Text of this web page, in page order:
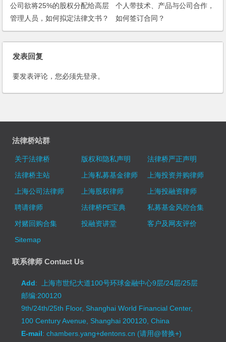
公司欲将25%的股权分配给高层
管理人员，如何拟定法律文书？
公司董事会怎样产生？
个人带技术、产品与公司合作，
如何签订合同？
发表回复
要发表评论，您必须先登录。
法律桥站群
关于法律桥 版权和隐私声明
法律桥严正声明
法律桥主站
上海私募基金律师
上海投资并购律师
上海公司法律师
上海股权律师
上海投融资律师
聘请律师
法律桥PE宝典
私募基金风控合集
对赌回购合集
投融资讲堂
客户及网友评价
Sitemap
联系律师 Contact Us
Add: 上海市世纪大道100号环球金融中心9层/24层/25层
邮编:200120
9th/24th/25th Floor, Shanghai World Financial Center,
100 Century Avenue, Shanghai 200120, China
E-mail: chambers.yang+dentons.cn (请用@替换+)